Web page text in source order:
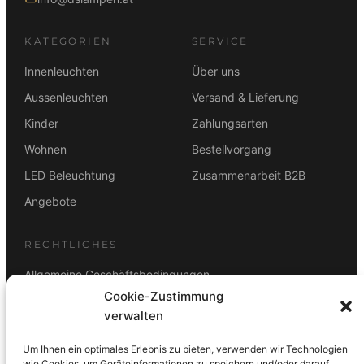
Cookie-Zustimmung
verwalten
Um Ihnen ein optimales Erlebnis zu bieten, verwenden wir Technologien
KATEGORIEN
Innenleuchten
Aussenleuchten
Kinder
Wohnen
LED Beleuchtung
Angebote
SERVICE
Über uns
Versand & Lieferung
Zahlungsarten
Bestellvorgang
Zusammenarbeit B2B
RECHTLICHES
Allgemeine Geschäftsbedingungen
Rücktrittsbelehrung